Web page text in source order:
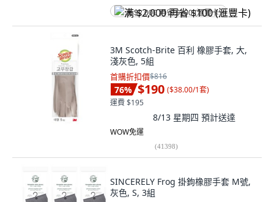
满 $2,000 再省 $100 (滙豐卡)
3M Scotch-Brite 百利 橡膠手套, 大,
淺灰色, 5組
首購折扣價$816
76% $190 ($38.00/1套)
運費 $195
8/13 星期四 預計送達
WOW免運
(41398)
SINCERELY Frog 掛鉤橡膠手套 M號,
灰色, S, 3組